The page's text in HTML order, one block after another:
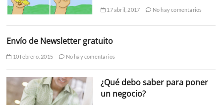
17 abril, 2017 No hay comentarios
Envío de Newsletter gratuito
10 febrero, 2015 No hay comentarios
¿Qué debo saber para poner
un negocio?